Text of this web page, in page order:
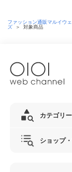
ファッション通販マルイウ
ズ
＞ 対象商品
カテゴリ
ショップ